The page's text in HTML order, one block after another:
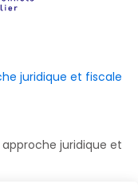
juridique et fiscale
juridique et